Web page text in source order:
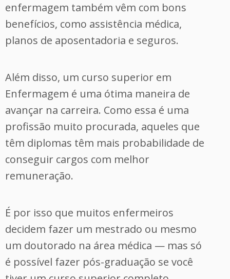
enfermagem também vêm com bons
benefícios, como assistência médica,
planos de aposentadoria e seguros.
Além disso, um curso superior em
Enfermagem é uma ótima maneira de
avançar na carreira. Como essa é uma
profissão muito procurada, aqueles que
têm diplomas têm mais probabilidade de
conseguir cargos com melhor
remuneração.
É por isso que muitos enfermeiros
decidem fazer um mestrado ou mesmo
um doutorado na área médica — mas só
é possível fazer pós-graduação se você